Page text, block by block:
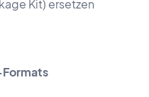
Kit) ersetzen
Formats